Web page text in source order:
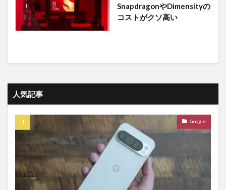
SnapdragonやDimensityの
コストがクソ高い
人気記事
Google